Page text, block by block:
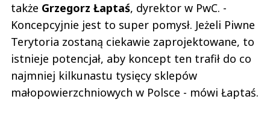
także Grzegorz Łaptaś, dyrektor w PwC. -
Koncepcyjnie jest to super pomysł. Jeżeli Piwne
Terytoria zostaną ciekawie zaprojektowane, to
istnieje potencjał, aby koncept ten trafił do co
najmniej kilkunastu tysięcy sklepów
małopowierzchniowych w Polsce - mówi Łaptaś.